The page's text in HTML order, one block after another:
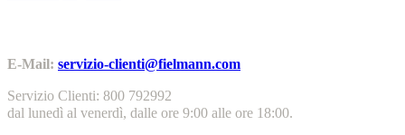
E-Mail: servizio-clienti@fielmann.com
Servizio Clienti: 800 792992
dal lunedì al venerdì, dalle ore 9:00 alle ore 18:00.